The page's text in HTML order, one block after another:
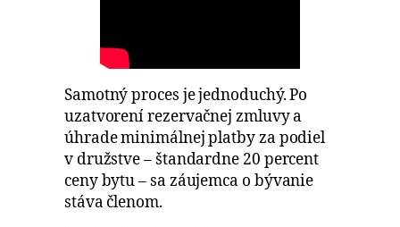
Samotný proces je jednoduchý. Po
uzatvorení rezervačnej zmluvy a
úhrade minimálnej platby za podiel
v družstve – štandardne 20 percent
ceny bytu – sa záujemca o bývanie
stáva členom.